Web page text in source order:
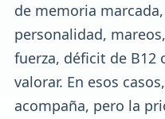
de memoria
personalidad,
fuerza, déficit de B12
valorar. En esos
acompaña, pero la